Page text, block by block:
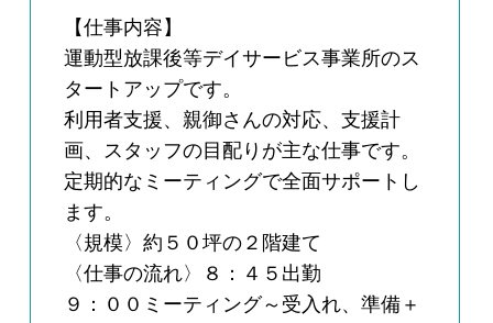
【仕事内容】
運動型放課後等デイサービス事業所のス
タートアップです。
利用者支援、親御さんの対応、支援計
画、スタッフの目配りが主な仕事です。
定期的なミーティングで全面サポートし
ます。
〈規模〉約５０坪の２階建て
〈仕事の流れ〉８：４５出勤
９：００ミーティング～受入れ、準備＋